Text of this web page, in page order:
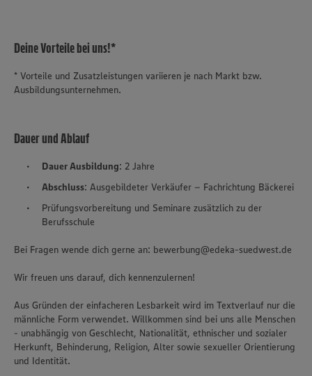
Deine Vorteile bei uns!*
* Vorteile und Zusatzleistungen variieren je nach Markt bzw.
Ausbildungsunternehmen.
Dauer und Ablauf
Dauer Ausbildung: 2 Jahre
Abschluss: Ausgebildeter Verkäufer – Fachrichtung Bäckerei
Prüfungsvorbereitung und Seminare zusätzlich zu der
Berufsschule
Bei Fragen wende dich gerne an: bewerbung@edeka-suedwest.de
Wir freuen uns darauf, dich kennenzulernen!
Aus Gründen der einfacheren Lesbarkeit wird im Textverlauf nur die
männliche Form verwendet. Willkommen sind bei uns alle Menschen
- unabhängig von Geschlecht, Nationalität, ethnischer und sozialer
Herkunft, Behinderung, Religion, Alter sowie sexueller Orientierung
und Identität.